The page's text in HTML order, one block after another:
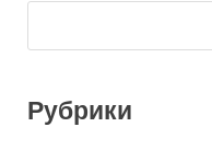
Рубрики